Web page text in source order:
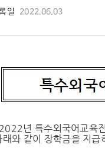
일 2022.06.03
년 특수외국어교육
래와 같이 장학금을 지